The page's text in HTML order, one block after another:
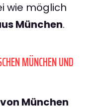
wie möglich
München.
MÜNCHEN UND
München